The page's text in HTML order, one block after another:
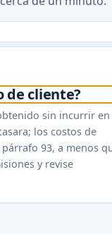
de cliente?
sin incurrir en
los costos de
93, a menos
y revise